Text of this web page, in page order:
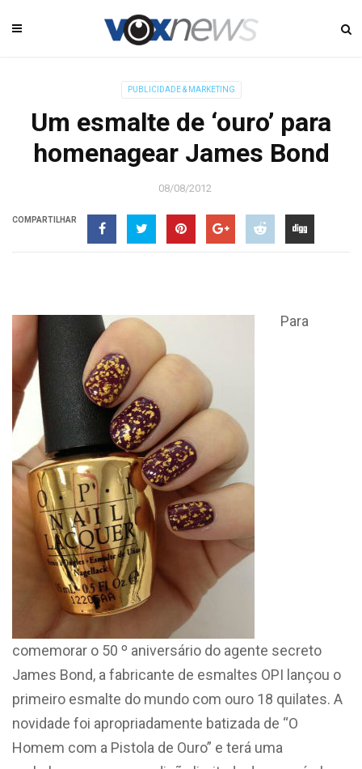
PUBLICIDADE & MARKETING
Um esmalte de ‘ouro’ para
homenagear James Bond
08/08/2012
COMPARTILHAR
Para
comemorar o 50 º aniversário do agente secreto
James Bond, a fabricante de esmaltes OPI lançou o
primeiro esmalte do mundo com ouro 18 quilates. A
novidade foi apropriadamente batizada de “O
Homem com a Pistola de Ouro” e terá uma